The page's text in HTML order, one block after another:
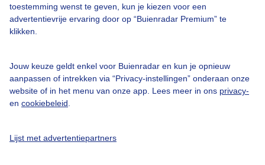
toestemming wenst te geven, kun je kiezen voor een
advertentievrije ervaring door op “Buienradar Premium” te
klikken.
Jouw keuze geldt enkel voor Buienradar en kun je opnieuw
aanpassen of intrekken via “Privacy-instellingen” onderaan onze
website of in het menu van onze app. Lees meer in ons privacy-
en cookiebeleid
Lijst met advertentiepartners
Gebruikersvoorwaarden
Adverteren
Privacy beleid
Cookie beleid